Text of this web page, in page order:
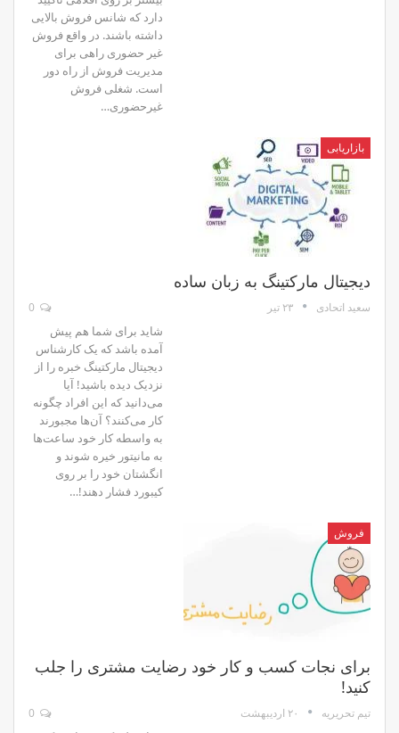
دارد که شانس فروش بالایی
داشته باشند. در واقع فروش
غیر حضوری راهی برای
مدیریت فروش از راه دور
است. شغلی فروش
غیرحضوری…
بازاریابی
دیجیتال مارکتینگ به زبان ساده
سعید اتحادی ۲۳ تیر
شاید برای شما هم پیش
آمده باشد که یک کارشناس
دیجیتال مارکتینگ خبره را از
نزدیک دیده باشید! آیا
می‌دانید که این افراد چگونه
کار می‌کنند؟ آن‌ها مجبورند
به واسطه کار خود ساعت‌ها
به مانیتور خیره شوند و
انگشتان خود را بر روی
کیبورد فشار دهند!…
فروش
برای نجات کسب و کار خود رضایت مشتری را جلب
کنید!
تیم تحریریه ۲۰ اردیبهشت